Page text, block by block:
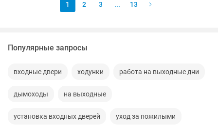
1 2 3 ... 13
Популярные запросы
входные двери ходунки работа на выходные дни
дымоходы на выходные
установка входных дверей уход за пожилыми